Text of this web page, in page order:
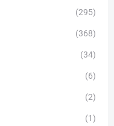
(295)
(368)
(34)
(6)
(2)
(1)